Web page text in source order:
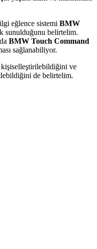
eğlence sistemi BMW
sunulduğunu belirtelim.
BMW Touch Command
sağlanabiliyor.
kişiselleştirilebildiğini ve
de belirtelim.